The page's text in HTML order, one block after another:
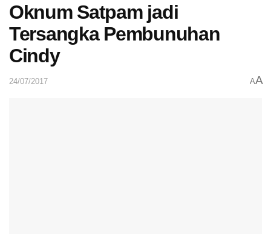
Oknum Satpam jadi
Tersangka Pembunuhan
Cindy
24/07/2017 AA